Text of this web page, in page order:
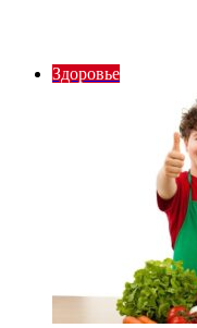
Здоровье